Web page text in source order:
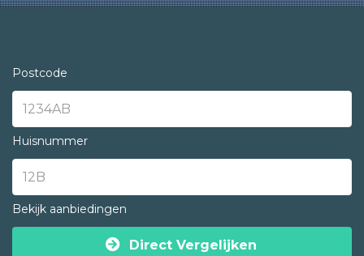
Postcode
Huisnummer
Bekijk aanbiedingen
Direct Vergelijken